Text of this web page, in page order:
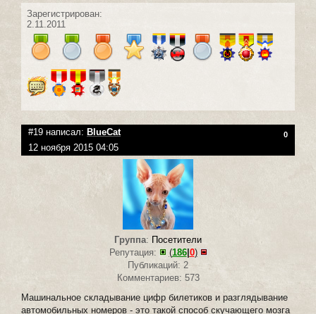
Зарегистрирован:
2.11.2011
#19 написал: BlueCat 0
12 ноября 2015 04:05
Группа: Посетители
Репутация:
(186| 0)
Публикаций: 2
Комментариев: 573
Машинальное складывание цифр билетиков и разглядывание
автомобильных номеров - это такой способ скучающего мозга